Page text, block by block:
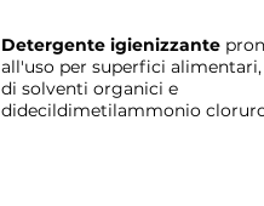
Detergente igienizzante
all'uso per superfici alimentari,
di solventi organici e
didecildimetilammonio